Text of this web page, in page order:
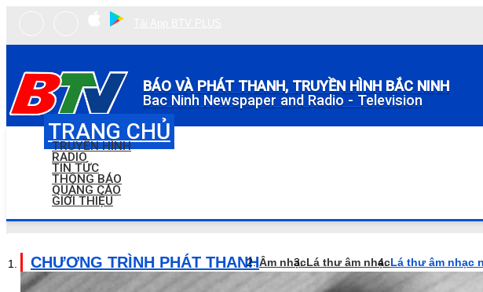
BÁO VÀ PHÁT THANH, TRUYỀN HÌNH BẮC NINH
Bac Ninh Newspaper and Radio - Television
TRANG CHỦ
TRUYỀN HÌNH
RADIO
TIN TỨC
THÔNG BÁO
QUẢNG CÁO
GIỚI THIỆU
CHƯƠNG TRÌNH PHÁT THANHÂm nhạcLá thư âm nhạcLá thư âm nhạc